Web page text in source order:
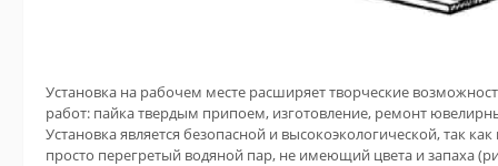
Установка на рабочем месте расширяет творческие
работ: пайка твердым припоем, изготовление, ре­монт
Установка является безопас­ной и высокоэкологической, так
про­сто перегретый водяной пар, не имеющий цвета и запаха